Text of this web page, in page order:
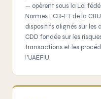
— opèrent sous la Loi
Normes LCB-FT de la
dispositifs alignés sur
CDD fondée sur les
transactions et les
l'UAEFIU.